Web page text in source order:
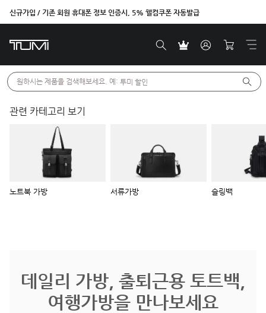
신규가입 / 기존 회원 휴대폰 정보 인증시, 5% 웰컴쿠폰 자동발급
원하시는 제품을 검색해보세요. 예: 투미 할인
관련 카테고리 보기
노트북 가방 서류가방 슬링백
데일리 가방, 출퇴근용 토트백,
여행가방을 만나보세요